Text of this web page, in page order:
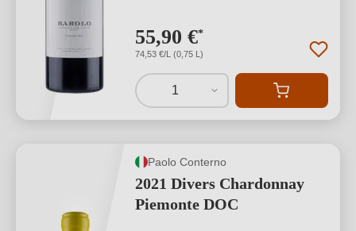
55,90 €*
74,53 €/L (0,75 L)
1
Paolo Conterno
2021 Divers Chardonnay
Piemonte DOC